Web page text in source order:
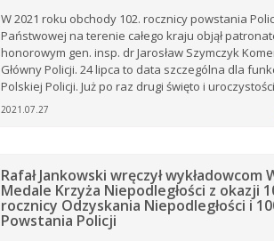
W 2021 roku obchody 102. rocznicy powstania
Państwowej na terenie całego kraju objął
honorowym gen. insp. dr Jarosław Szymczyk
Główny Policji. 24 lipca to data szczególna dla
Polskiej Policji. Już po raz drugi święto i
2021.07.27
Rafał Jankowski wręczył wykładowcom
Medale Krzyża Niepodległości z okazji
rocznicy Odzyskania Niepodległości i
Powstania Policji